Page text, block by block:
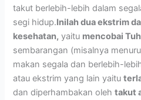
takut berlebih-lebih dalam
segi hidup.Inilah dua ekstrim
kesehatan, yaitu mencobai
sembarangan (misalnya
makan segala dan berlebih-
atau ekstrim yang lain yaitu
dan diperhambakan olehtakut